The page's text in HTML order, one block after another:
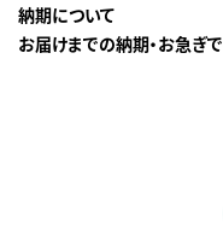
納期について
お届けまでの納期・お急ぎ